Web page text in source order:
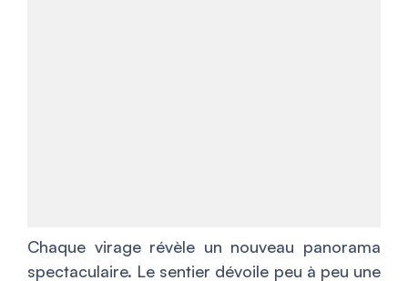
Chaque virage révèle un nouveau panorama
spectaculaire. Le sentier dévoile peu à peu une